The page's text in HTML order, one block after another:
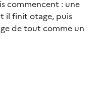
commencent : une
il finit otage, puis
de tout comme un